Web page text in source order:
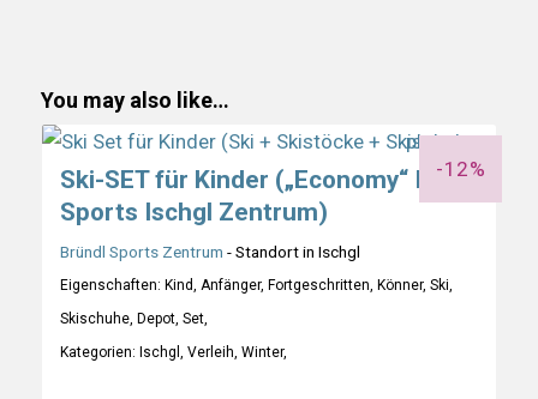
You may also like…
-12%
Ski-SET für Kinder („Economy“ Bründl
Sports Ischgl Zentrum)
Bründl Sports Zentrum - Standort in Ischgl
Eigenschaften: Kind, Anfänger, Fortgeschritten, Könner, Ski,
Skischuhe, Depot, Set,
Kategorien: Ischgl, Verleih, Winter,